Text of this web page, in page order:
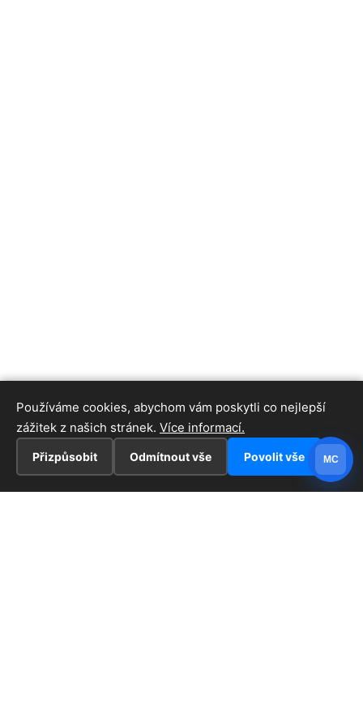
Používáme cookies, abychom vám poskytli co nejlepší
zážitek z našich stránek. Více informací.
Přizpůsobit Odmítnout vše Povolit vše MC